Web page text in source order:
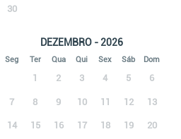
30
DEZEMBRO - 2026
Seg Ter Qua Qui Sex Sáb Dom
1 2 3 4 5 6
7 8 9 10 11 12 13
14 15 16 17 18 19 20